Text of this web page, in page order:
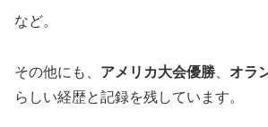
など。
その他にも、 アメリカ大会優勝 オラ
らしい経歴と記録を残しています。